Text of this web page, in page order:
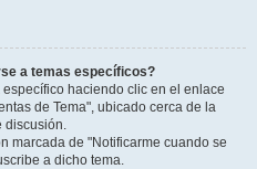
a temas específicos?
haciendo clic en el enlace
de Tema", ubicado cerca de la
discusión.
marcada de "Notificarme cuando se
a dicho tema.